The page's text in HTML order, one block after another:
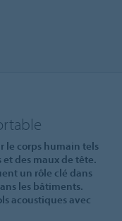
le corps humain tels
des maux de tête.
un rôle clé dans
les bâtiments.
acoustiques avec